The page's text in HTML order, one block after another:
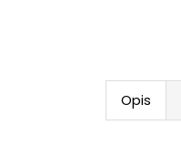
Opis